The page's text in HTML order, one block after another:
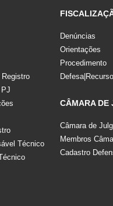
Técnico
Denúncias
Orientações
Procedimento
Defesa|Recurso
CÂMARA DE
Câmara de
Membros
Cadastro